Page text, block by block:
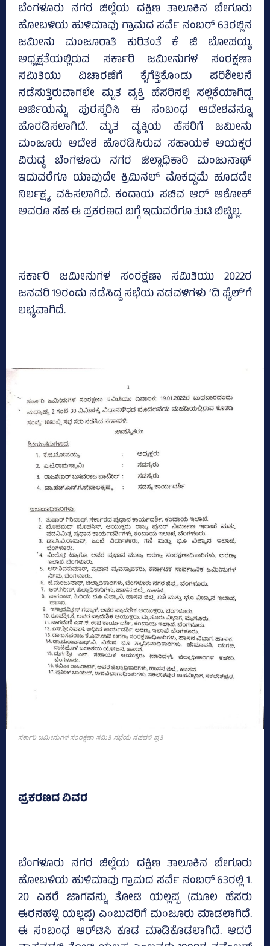
ಬೆಂಗಳೂರು ನಗರ ಜಿಲ್ಲೆಯ ದಕ್ಷಿಣ ತಾಲೂಕಿನ ಬೇಗೂರು
ಹೋಬಳಿಯ ಹುಳಿಮಾವು ಗ್ರಾಮದ ಸರ್ವೆ ನಂಬರ್‌ 63ರಲ್ಲಿನ
ಜಮೀನು ಮಂಜೂರಾತಿ ಕುರಿತಂತೆ ಕೆ ಜಿ ಬೋಪಯ್ಯ
ಅಧ್ಯಕ್ಷತೆಯಲ್ಲಿರುವ ಸರ್ಕಾರಿ ಜಮೀನುಗಳ ಸಂರಕ್ಷಣಾ
ಸಮಿತಿಯು ವಿಚಾರಣೆಗೆ ಕೈಗೆತ್ತಿಕೊಂಡು ಪರಿಶೀಲನೆ
ನಡೆಸುತ್ತಿರುವಾಗಲೇ ಮೃತ ವ್ಯಕ್ತಿ ಹೆಸರಿನಲ್ಲಿ ಸಲ್ಲಿಕೆಯಾಗಿದ್ದ
ಅರ್ಜಿಯನ್ನು ಪುರಸ್ಕರಿಸಿ ಈ ಸಂಬಂಧ ಆದೇಶವನ್ನೂ
ಹೊರಡಿಸಲಾಗಿದೆ. ಮೃತ ವ್ಯಕ್ತಿಯ ಹೆಸರಿಗೆ ಜಮೀನು
ಮಂಜೂರು ಆದೇಶ ಹೊರಡಿಸಿರುವ ಸಹಾಯಕ ಆಯಕ್ತರ
ವಿರುದ್ಧ ಬೆಂಗಳೂರು ನಗರ ಜಿಲ್ಲಾಧಿಕಾರಿ ಮಂಜುನಾಥ್‌
ಇದುವರೆಗೂ ಯಾವುದೇ ಕ್ರಿಮಿನಲ್‌ ಮೊಕದ್ದಮೆ ಹೂಡದೇ
ನಿರ್ಲಕ್ಷ್ಯ ವಹಿಸಲಾಗಿದೆ. ಕಂದಾಯ ಸಚಿವ ಆರ್‌ ಅಶೋಕ್‌
ಅವರೂ ಸಹ ಈ ಪ್ರಕರಣದ ಬಗ್ಗೆ ಇದುವರೆಗೂ ತುಟಿ ಬಿಚ್ಚಿಲ್ಲ.
ಸರ್ಕಾರಿ ಜಮೀನುಗಳ ಸಂರಕ್ಷಣಾ ಸಮಿತಿಯು 2022ರ
ಜನವರಿ 19ರಂದು ನಡೆಸಿದ್ದ ಸಭೆಯ ನಡವಳಿಗಳು ‘ದಿ ಫೈಲ್‌’ಗೆ
ಲಭ್ಯವಾಗಿದೆ.
ಸರ್ಕಾರಿ ಜಮೀನುಗಳ ಸಂರಕ್ಷಣಾ ಸಮಿತಿ ಸಭೆಯ ನಡವಳಿ ಪ್ರತಿ
ಪ್ರಕರಣದ ವಿವರ
ಬೆಂಗಳೂರು ನಗರ ಜಿಲ್ಲೆಯ ದಕ್ಷಿಣ ತಾಲೂಕಿನ ಬೇಗೂರು
ಹೋಬಳಿಯ ಹುಳಿಮಾವು ಗ್ರಾಮದ ಸರ್ವೆ ನಂಬರ್‌ 63ರಲ್ಲಿ 1.
20 ಎಕರೆ ಜಾಗವನ್ನು ತೋಟಿ ಯಲ್ಲಪ್ಪ (ಮೂಲ ಹೆಸರು
ಈರನಹಳ್ಳಿ ಯಲ್ಲಪ್ಪ) ಎಂಬುವರಿಗೆ ಮಂಜೂರು ಮಾಡಲಾಗಿದೆ.
ಈ ಸಂಬಂಧ ಆರ್‌ಟಿಸಿ ಕೂಡ ಮಾಡಿಕೊಡಲಾಗಿದೆ. ಆದರೆ